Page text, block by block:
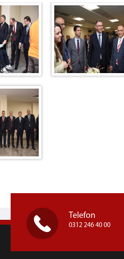
Telefon
0312 246 40 00